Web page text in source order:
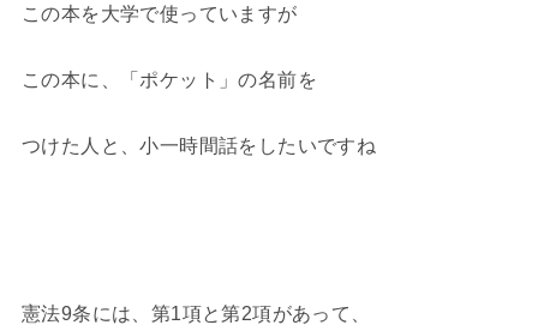
この本を大学で使っていますが
この本に、「ポケット」の名前を
つけた人と、小一時間話をしたいですね
憲法9条には、第1項と第2項があって、